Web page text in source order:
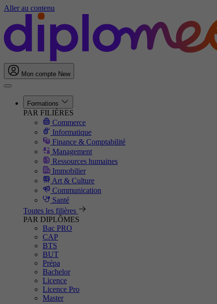
Aller au contenu
Mon compte New
Formations
PAR FILIÈRES
Commerce
Informatique
Finance & Comptabilité
Management
Ressources humaines
Immobilier
Art & Culture
Communication
Santé
Toutes les filières
PAR DIPLÔMES
Bac PRO
CAP
BTS
BUT
Prépa
Bachelor
Licence
Licence Pro
Master